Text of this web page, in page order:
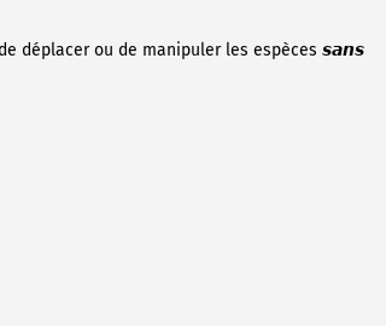
déplacer ou de manipuler les espèces 𝙨𝙖𝙣𝙨